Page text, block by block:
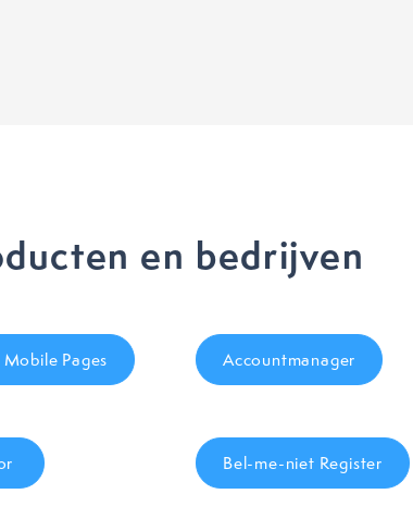
en bedrijven
Pages Accountmanager
Bel-me-niet Register